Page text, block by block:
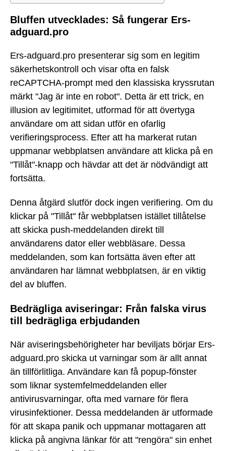
Bluffen utvecklades: Så fungerar Ers-
adguard.pro
Ers-adguard.pro presenterar sig som en legitim
säkerhetskontroll och visar ofta en falsk
reCAPTCHA-prompt med den klassiska kryssrutan
märkt "Jag är inte en robot". Detta är ett trick, en
illusion av legitimitet, utformad för att övertyga
användare om att sidan utför en ofarlig
verifieringsprocess. Efter att ha markerat rutan
uppmanar webbplatsen användare att klicka på en
"Tillåt"-knapp och hävdar att det är nödvändigt att
fortsätta.
Denna åtgärd slutför dock ingen verifiering. Om du
klickar på "Tillåt" får webbplatsen istället tillåtelse
att skicka push-meddelanden direkt till
användarens dator eller webbläsare. Dessa
meddelanden, som kan fortsätta även efter att
användaren har lämnat webbplatsen, är en viktig
del av bluffen.
Bedrägliga aviseringar: Från falska virus
till bedrägliga erbjudanden
När aviseringsbehörigheter har beviljats börjar Ers-
adguard.pro skicka ut varningar som är allt annat
än tillförlitliga. Användare kan få popup-fönster
som liknar systemfelmeddelanden eller
antivirusvarningar, ofta med varnare för flera
virusinfektioner. Dessa meddelanden är utformade
för att skapa panik och uppmanar mottagaren att
klicka på angivna länkar för att "rengöra" sin enhet